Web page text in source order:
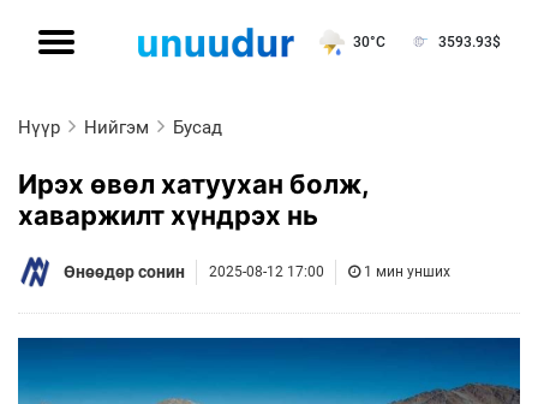
30°C 3593.93$
Нүүр Нийгэм Бусад
Ирэх өвөл хатуухан болж,
хаваржилт хүндрэх нь
Өнөөдөр сонин 2025-08-12 17:00 1 мин унших